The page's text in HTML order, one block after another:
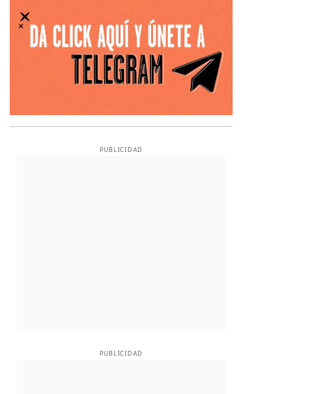
PUBLICIDAD
PUBLICIDAD